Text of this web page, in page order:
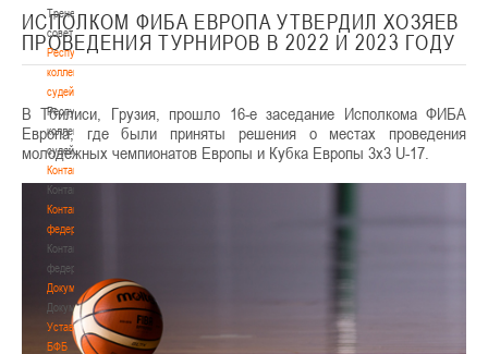
Тренерский
совет
Республиканская
коллегия
судей
Республиканская
коллегия
судей
Контакты
Контакты
Контакты
федерации
Контакты
федерации
Документы
Документы
Устав
БФБ
ИСПОЛКОМ ФИБА ЕВРОПА УТВЕРДИЛ ХОЗЯЕВ
ПРОВЕДЕНИЯ ТУРНИРОВ В 2022 И 2023 ГОДУ
В Тбилиси, Грузия, прошло 16-е заседание Исполкома ФИБА
Европа, где были приняты решения о местах проведения
молодёжных чемпионатов Европы и Кубка Европы 3х3 U-17.